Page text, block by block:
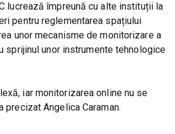
lucrează împreună cu alte instituții la
pentru reglementarea spațiului
unor mecanisme de monitorizare a
sprijinul unor instrumente tehnologice
iar monitorizarea online nu se
precizat Angelica Caraman.